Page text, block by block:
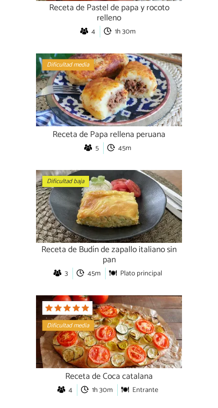
Receta de Pastel de papa y rocoto
relleno
4 1h 30m
Dificultad media
Receta de Papa rellena peruana
5 45m
Dificultad baja
Receta de Budín de zapallo italiano sin
pan
3 45m Plato principal
Dificultad media
Receta de Coca catalana
4 1h 30m Entrante